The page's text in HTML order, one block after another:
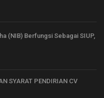
(NIB) Berfungsi Sebagai SIUP,
SYARAT PENDIRIAN CV